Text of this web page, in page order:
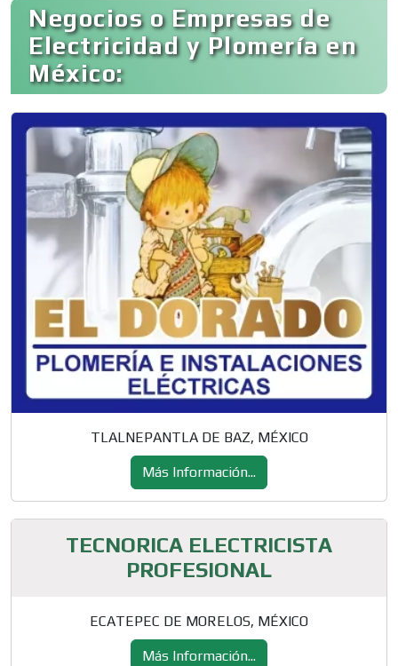
Negocios o Empresas de
Electricidad y Plomería en
México:
TLALNEPANTLA DE BAZ, MÉXICO
Más Información...
TECNORICA ELECTRICISTA
PROFESIONAL
ECATEPEC DE MORELOS, MÉXICO
Más Información...